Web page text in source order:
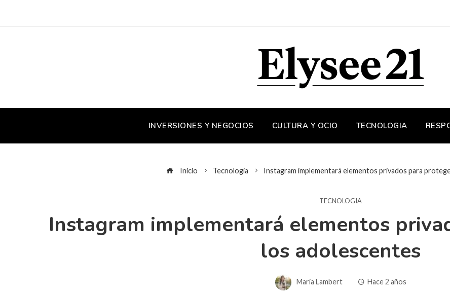
INVERSIONES Y NEGOCIOS CULTURA Y OCIO TECNOLOGIA
Inicio Tecnologia Instagram implementará elementos privados para
TECNOLOGIA
Instagram implementará elementos
los adolescentes
Maria Lambert Hace 2 años